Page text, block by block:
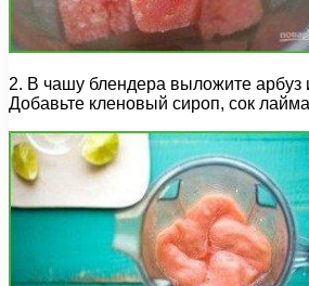
2. В чашу блендера выложите
Добавьте кленовый сироп, сок